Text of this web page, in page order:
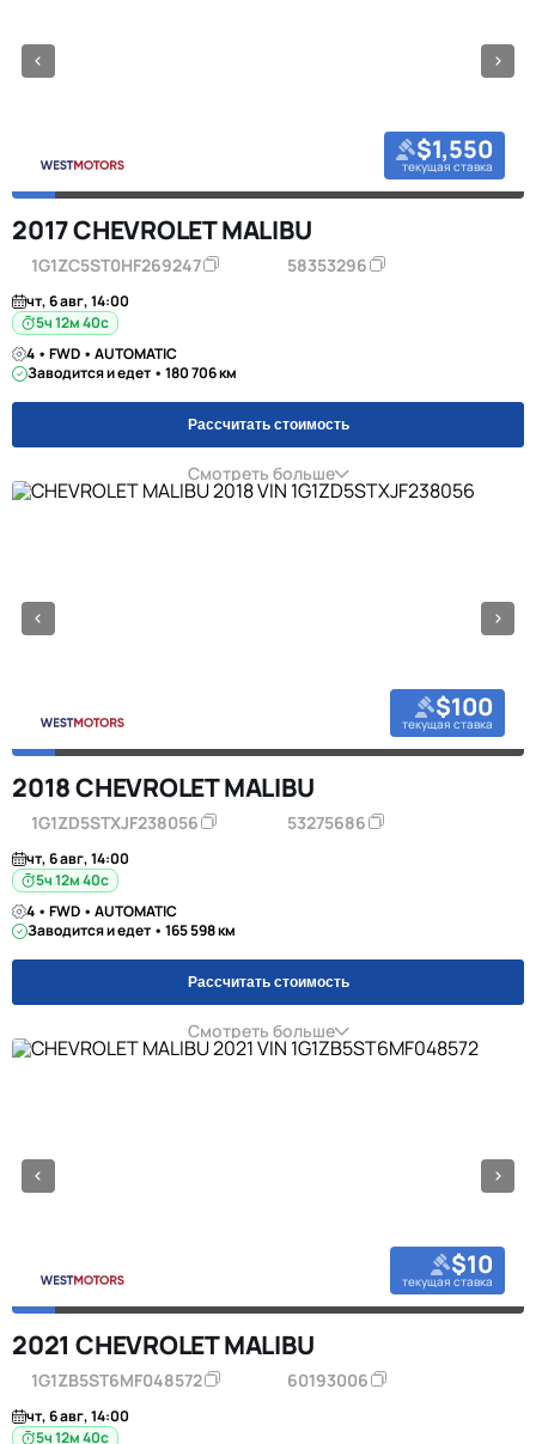
$1,550
текущая ставка
2017 CHEVROLET MALIBU
1G1ZC5ST0HF269247 58353296
чт, 6 авг, 14:00
5ч 12м 39с
4 • FWD • AUTOMATIC
Заводится и едет • 180 706 км
Рассчитать стоимость
Смотреть больше
$100
текущая ставка
2018 CHEVROLET MALIBU
1G1ZD5STXJF238056 53275686
чт, 6 авг, 14:00
5ч 12м 39с
4 • FWD • AUTOMATIC
Заводится и едет • 165 598 км
Рассчитать стоимость
Смотреть больше
$10
текущая ставка
2021 CHEVROLET MALIBU
1G1ZB5ST6MF048572 60193006
чт, 6 авг, 14:00
5ч 12м 39с